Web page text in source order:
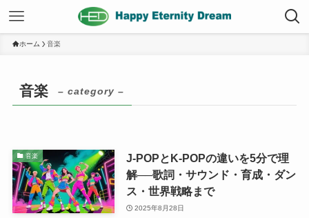
ホーム 音楽
音楽 – category –
音楽
J-POPとK-POPの違いを5分で理
解──歌詞・サウンド・育成・ダン
ス・世界戦略まで
2025年8月28日